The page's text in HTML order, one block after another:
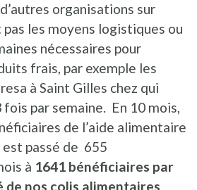
organisations sur
pas les moyens logistiques ou
nécessaires pour
frais, par exemple les
à Saint Gilles chez qui
fois par semaine. En 10 mois,
de l’aide alimentaire
passé de 655
à 1641 bénéficiaires par
de nos colis alimentaires